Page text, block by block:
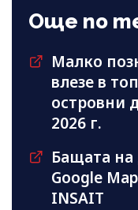
Още по
Малко
влезе в
островни
2026 г.
Бащата на
Google
INSAIT